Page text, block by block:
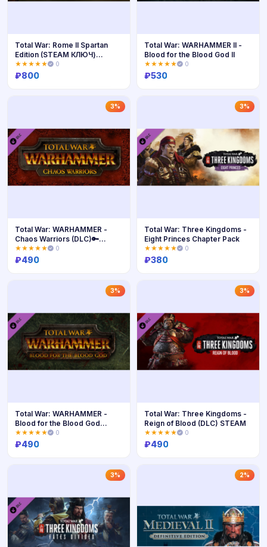
Total War: Rome II Spartan
Edition (STEAM КЛЮЧ)
РФ+КЗ+МИР
★★★★★ 0
₽800
Total War: WARHAMMER II -
Blood for the Blood God II
★★★★★ 0
₽530
3%
Total War: WARHAMMER -
Chaos Warriors (DLC)🔑
STEAM КЛЮЧ
★★★★★ 0
₽490
3%
Total War: Three Kingdoms -
Eight Princes Chapter Pack
★★★★★ 0
₽380
3%
Total War: WARHAMMER -
Blood for the Blood God
(GLOBAL)
★★★★★ 0
₽490
3%
Total War: Three Kingdoms -
Reign of Blood (DLC) STEAM
★★★★★ 0
₽490
3% 2%